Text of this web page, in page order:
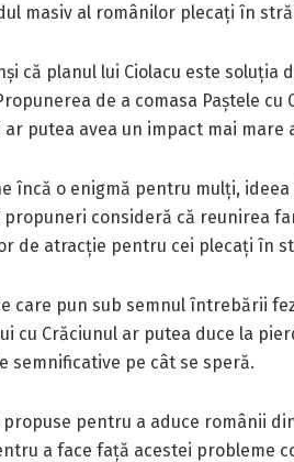
masiv al românilor plecați în
că planul lui Ciolacu este
de a comasa Paștele
putea avea un impact mai
încă o enigmă pentru mulți,
consideră că reunirea
de atracție pentru cei plecați în
care pun sub semnul întrebării
cu Crăciunul ar putea duce la
semnificative pe cât se speră.
pentru a aduce românii
a face față acestei probleme